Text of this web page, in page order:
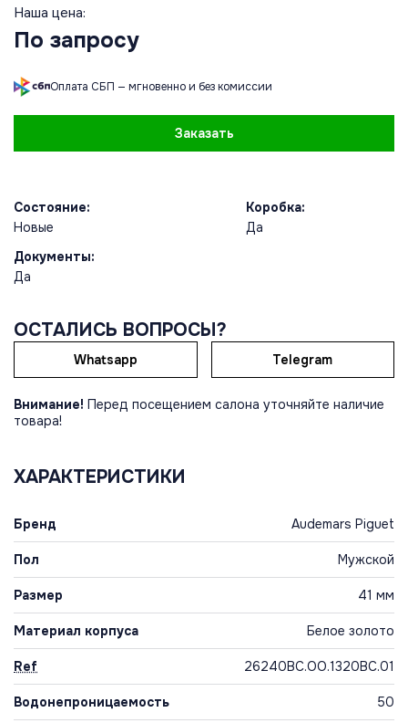
Наша цена:
По запросу
Оплата СБП — мгновенно и без комиссии
Заказать
Состояние:
Новые
Коробка:
Да
Документы:
Да
ОСТАЛИСЬ ВОПРОСЫ?
Whatsapp Telegram
Внимание! Перед посещением салона уточняйте наличие
товара!
ХАРАКТЕРИСТИКИ
Бренд Audemars Piguet
Пол Мужской
Размер 41 мм
Материал корпуса Белое золото
Ref 26240BC.OO.1320BC.01
Водонепроницаемость 50